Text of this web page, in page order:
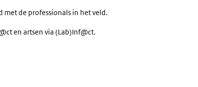
met de professionals in het veld.
en artsen via (Lab)Inf@ct.